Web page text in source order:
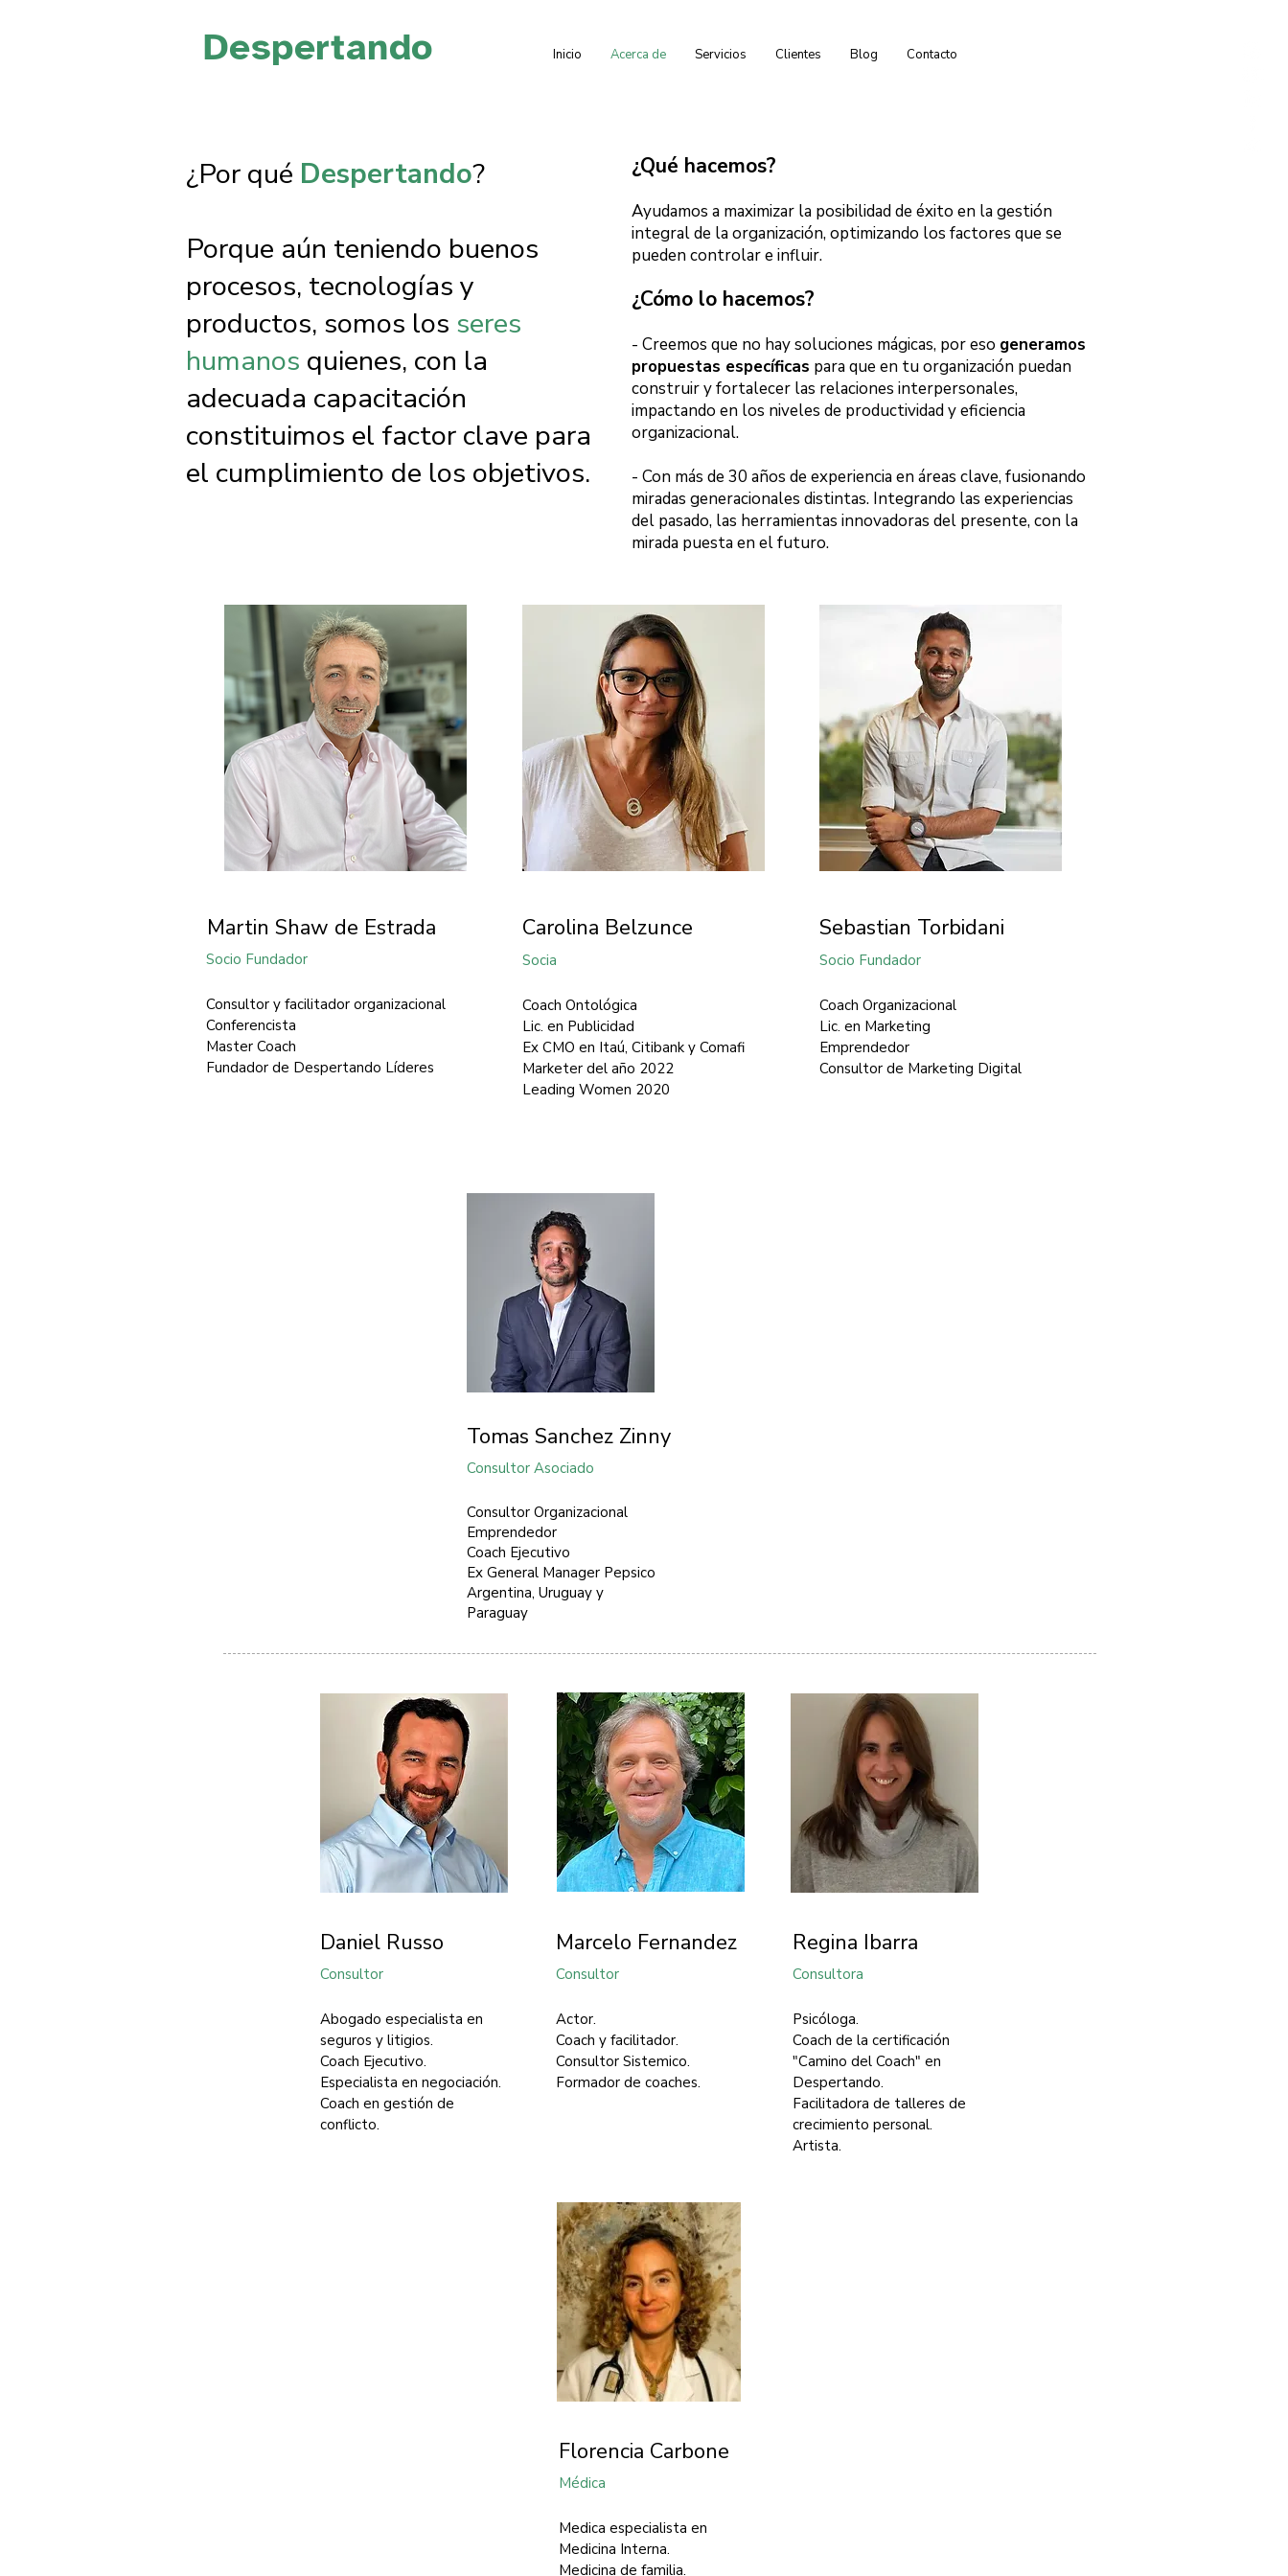
Despertando Inicio Acerca de Servicios Clientes Blog Contacto
¿Por qué Despertando?
Porque aún teniendo buenos
procesos, tecnologías y
productos, somos los seres
humanos quienes, con la
adecuada capacitación
constituimos el factor clave para
el cumplimiento de los objetivos.
¿Qué hacemos?
Ayudamos a maximizar la posibilidad de éxito en la gestión
integral de la organización, optimizando los factores que se
pueden controlar e influir.
¿Cómo lo hacemos?
- Creemos que no hay soluciones mágicas, por eso generamos
propuestas específicas para que en tu organización puedan
construiry fortalecer las relaciones interpersonales,
impactando en los niveles de productividad y eficiencia
organizacional.
- Con más de 30 años de experiencia en áreas clave, fusionando
miradas generacionales distintas. Integrando las experiencias
del pasado, las herramientas innovadoras del presente, con la
mirada puesta en el futuro.
Martin Shaw de Estrada
Socio Fundador
Consultor y facilitador organizacional
Conferencista
Master Coach
Fundador de Despertando Líderes
Carolina Belzunce
Socia
Coach Ontológica
Lic. en Publicidad
Ex CMO en Itaú, Citibank y Comafi
Marketer del año 2022
Leading Women 2020
Sebastian Torbidani
Socio Fundador
Coach Organizacional
Lic. en Marketing
Emprendedor
Consultor de Marketing Digital
Tomas Sanchez Zinny
Consultor Asociado
Consultor Organizacional
Emprendedor
Coach Ejecutivo
Ex General Manager Pepsico
Argentina, Uruguay y
Paraguay
Daniel Russo
Consultor
Regina Ibarra
Consultora
Marcelo Fernandez
Consultor
Abogado especialista en
seguros y litigios.
Coach Ejecutivo.
Especialista en negociación.
Coach en gestión de
conflicto.
Actor.
Coach y facilitador.
Consultor Sistemico.
Formador de coaches.
Psicóloga.
Coach de la certificación
"Camino del Coach" en
Despertando.
Facilitadora de talleres de
crecimiento personal.
Artista.
Florencia Carbone
Médica
Medica especialista en
Medicina Interna.
Medicina de familia.